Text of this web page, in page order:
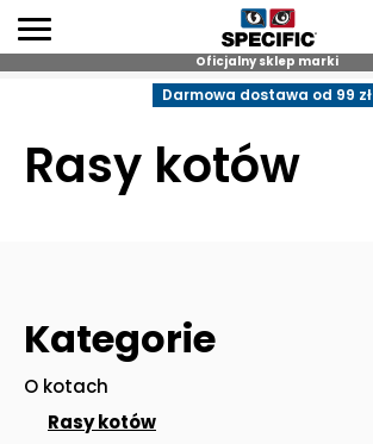
content
Oficjalny sklep marki
Darmowa dostawa od 99 zł
Rasy kotów
Kategorie
O kotach
Rasy kotów